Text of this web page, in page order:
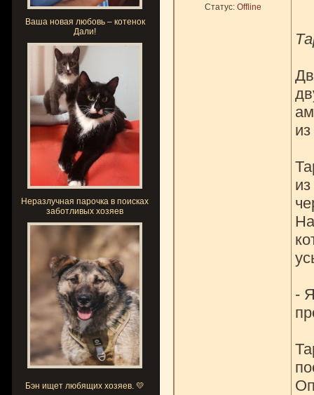
Ваша новая любовь – котенок
Дали!
Неразлучная парочка в поисках
заботливых хозяев
Бэн ищет любящих хозяев. 💛
Статус: Offline
-